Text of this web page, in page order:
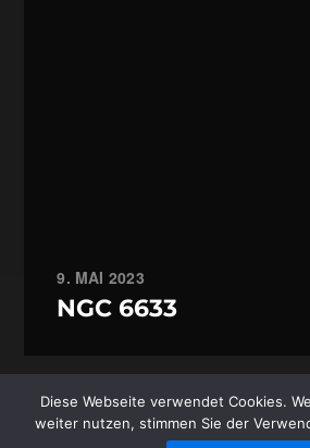
9. MAI 2023
NGC 6633
© 1996-2026STEFAN
Diese Webseite verwendet Cookies.
weiter nutzen, stimmen Sie der